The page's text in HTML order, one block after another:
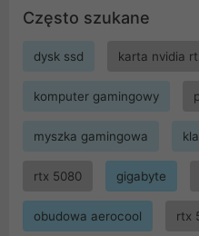
Często szukane
dysk ssd karta nvidia
komputer gamingowy
myszka gamingowa
rtx 5080 gigabyte
obudowa aerocool rtx